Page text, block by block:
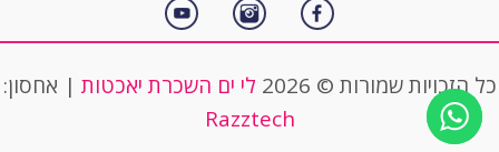
כל הזכויות שמורות © 2026 לי ים השכרת יאכטות | אחסון:
Razztech